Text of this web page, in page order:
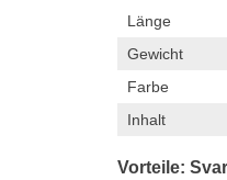
Länge
Gewicht
Farbe
Inhalt
Vorteile: